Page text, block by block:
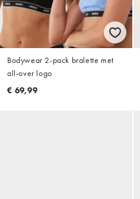
Bodywear 2-pack bralette met
all-over logo
€ 69,99